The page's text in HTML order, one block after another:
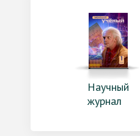
Научный
журнал